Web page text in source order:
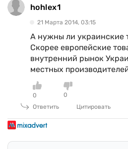
hohlex1
21 Марта 2014, 03:15
А нужны ли украинские
Скорее европейские
внутренний рынок
местных
0
0
Ответить
Цитировать